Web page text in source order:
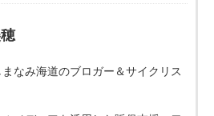
なみ海道のブロガー＆サイクリス